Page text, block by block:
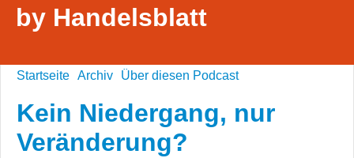
by Handelsblatt
Startseite Archiv Über diesen Podcast
Kein Niedergang, nur
Veränderung?